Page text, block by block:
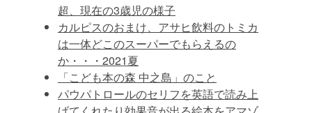
超、現在の3歳児の様子
カルピスのおまけ、アサヒ飲料のトミカ
は一体どこのスーパーでもらえるの
か・・・2021夏
「こども本の森 中之島」のこと
パウパトロールのセリフを英語で読み上